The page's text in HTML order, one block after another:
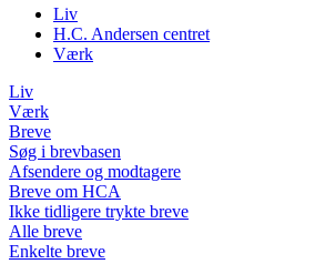
Liv
H.C. Andersen centret
Værk
Liv
Værk
Breve
Søg i brevbasen
Afsendere og modtagere
Breve om HCA
Ikke tidligere trykte breve
Alle breve
Enkelte breve